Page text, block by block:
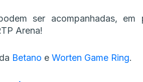
ser acompanhadas, em
Arena!
Betano e Worten Game Ring.